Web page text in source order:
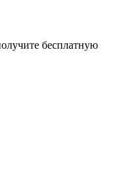
бесплатную